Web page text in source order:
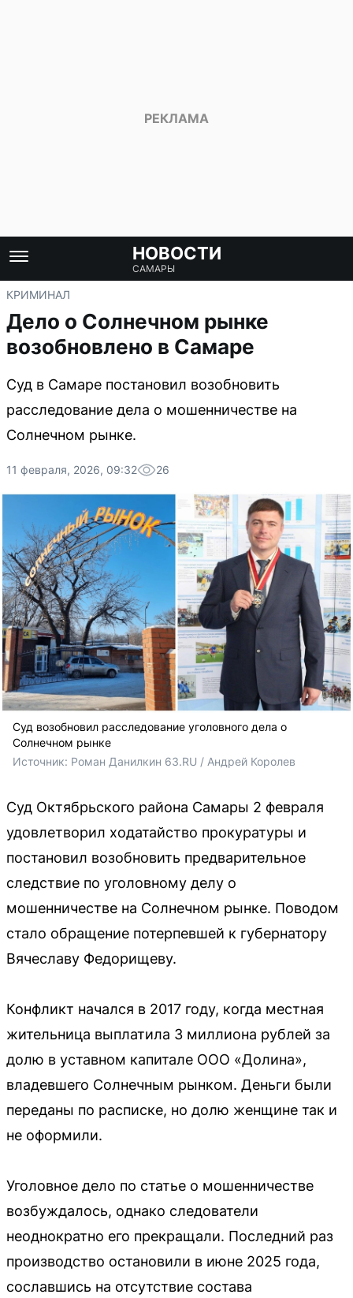
НОВОСТИ
САМАРЫ
КРИМИНАЛ
Дело о Солнечном рынке
возобновлено в Самаре
Суд в Самаре постановил возобновить
расследование дела о мошенничестве на
Солнечном рынке.
11 февраля, 2026, 09:32 26
Суд возобновил расследование уголовного дела о
Солнечном рынке
Источник: Роман Данилкин 63.RU / Андрей Королев
Суд Октябрьского района Самары 2 февраля
удовлетворил ходатайство прокуратуры и
постановил возобновить предварительное
следствие по уголовному делу о
мошенничестве на Солнечном рынке. Поводом
стало обращение потерпевшей к губернатору
Вячеславу Федорищеву.
Конфликт начался в 2017 году, когда местная
жительница выплатила 3 миллиона рублей за
долю в уставном капитале ООО «Долина»,
владевшего Солнечным рынком. Деньги были
переданы по расписке, но долю женщине так и
не оформили.
Уголовное дело по статье о мошенничестве
возбуждалось, однако следователи
неоднократно его прекращали. Последний раз
производство остановили в июне 2025 года,
сославшись на отсутствие состава